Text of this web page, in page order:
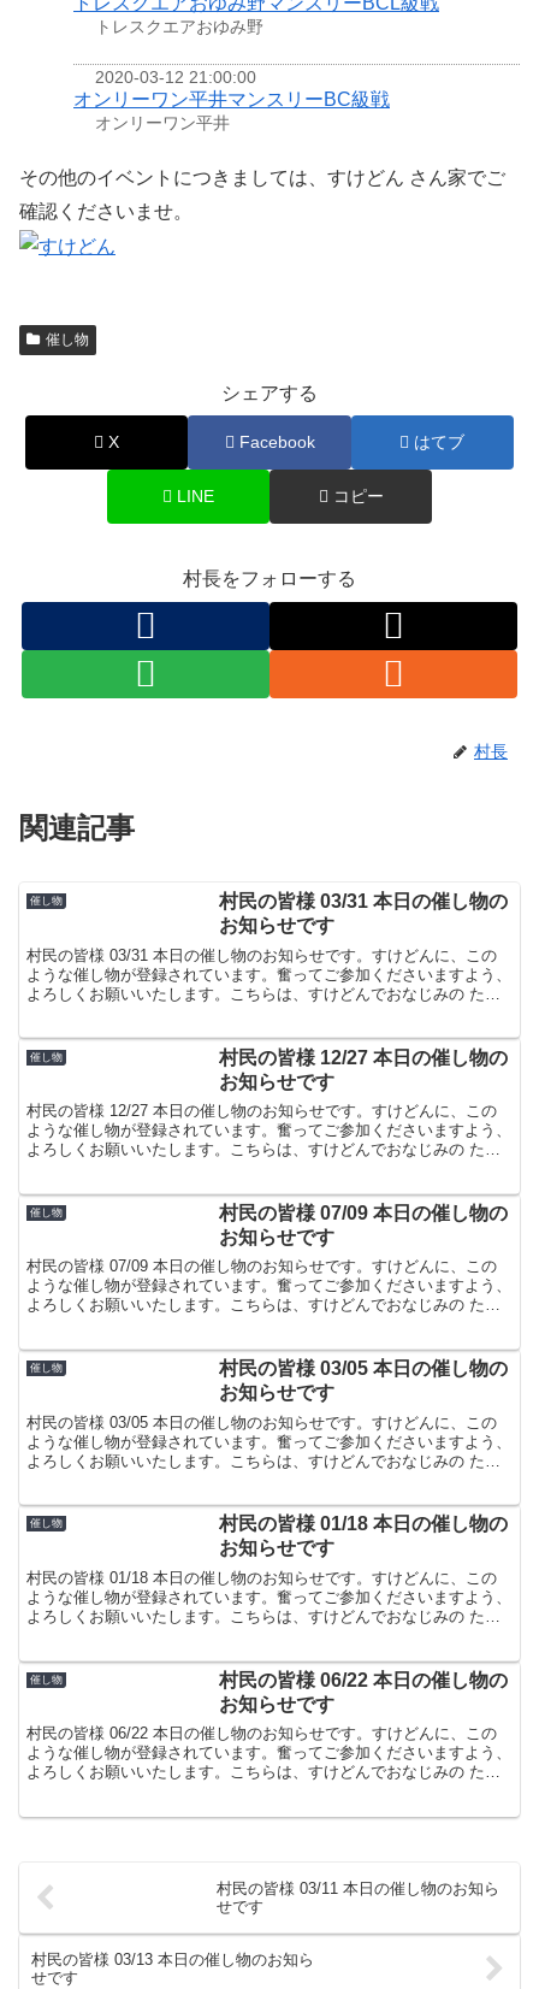
トレスクエアおゆみ野
2020-03-12 21:00:00
オンリーワン平井マンスリーBC級戦
オンリーワン平井
その他のイベントにつきましては、すけどん さん家でご
確認くださいませ。
催し物
シェアする
X Facebook はてブ
LINE コピー
村長をフォローする
村長
関連記事
催し物
村民の皆様 03/31 本日の催し物の
お知らせです
村民の皆様 03/31 本日の催し物のお知らせです。すけどんに、この
ような催し物が登録されています。奮ってご参加くださいますよう、
よろしくお願いいたします。こちらは、すけどんでおなじみの たま
催し物
村民の皆様 12/27 本日の催し物の
お知らせです
村民の皆様 12/27 本日の催し物のお知らせです。すけどんに、この
ような催し物が登録されています。奮ってご参加くださいますよう、
よろしくお願いいたします。こちらは、すけどんでおなじみの たま
催し物
村民の皆様 07/09 本日の催し物の
お知らせです
村民の皆様 07/09 本日の催し物のお知らせです。すけどんに、この
ような催し物が登録されています。奮ってご参加くださいますよう、
よろしくお願いいたします。こちらは、すけどんでおなじみの たま
催し物
村民の皆様 03/05 本日の催し物の
お知らせです
村民の皆様 03/05 本日の催し物のお知らせです。すけどんに、この
ような催し物が登録されています。奮ってご参加くださいますよう、
よろしくお願いいたします。こちらは、すけどんでおなじみの たま
催し物
村民の皆様 01/18 本日の催し物の
お知らせです
村民の皆様 01/18 本日の催し物のお知らせです。すけどんに、この
ような催し物が登録されています。奮ってご参加くださいますよう、
よろしくお願いいたします。こちらは、すけどんでおなじみの たま
催し物
村民の皆様 06/22 本日の催し物の
お知らせです
村民の皆様 06/22 本日の催し物のお知らせです。すけどんに、この
ような催し物が登録されています。奮ってご参加くださいますよう、
よろしくお願いいたします。こちらは、すけどんでおなじみの たま
村民の皆様 03/11 本日の催し物のお知ら
せです
村民の皆様 03/13 本日の催し物のお知ら
せです